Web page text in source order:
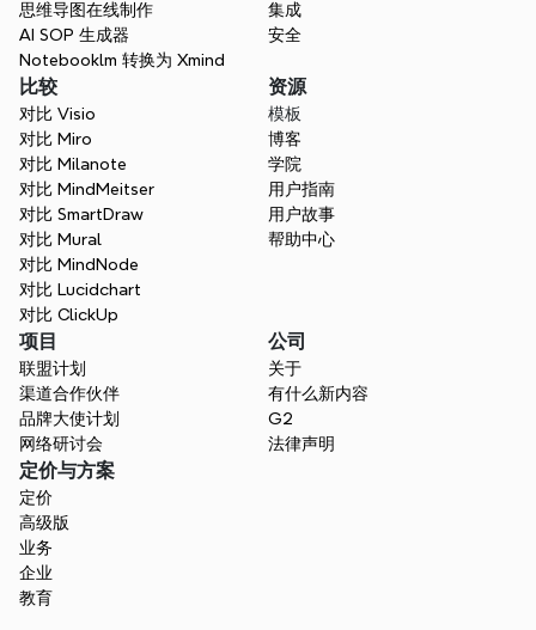
思维导图在线制作
AI SOP 生成器
Notebooklm 转换为 Xmind
集成
安全
比较
对比 Visio
对比 Miro
对比 Milanote
对比 MindMeitser
对比 SmartDraw
对比 Mural
对比 MindNode
对比 Lucidchart
对比 ClickUp
资源
模板
博客
学院
用户指南
用户故事
帮助中心
项目
联盟计划
渠道合作伙伴
品牌大使计划
网络研讨会
公司
关于
有什么新内容
G2
法律声明
定价与方案
定价
高级版
业务
企业
教育